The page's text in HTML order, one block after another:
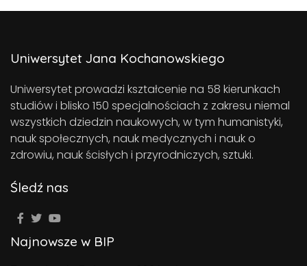
Uniwersytet Jana Kochanowskiego
Uniwersytet prowadzi kształcenie na 58 kierunkach
studiów i blisko 150 specjalnościach z zakresu niemal
wszystkich dziedzin naukowych, w tym humanistyki,
nauk społecznych, nauk medycznych i nauk o
zdrowiu, nauk ścisłych i przyrodniczych, sztuki.
Śledź nas
Najnowsze w BIP